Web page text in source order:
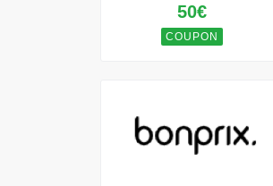
50€
COUPON